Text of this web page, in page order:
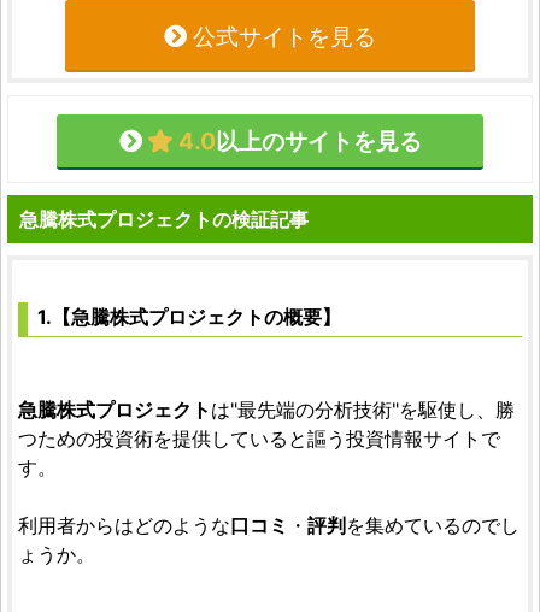
公式サイトを見る
4.0以上のサイトを見る
急騰株式プロジェクトの検証記事
1.【急騰株式プロジェクトの概要】
急騰株式プロジェクト は"最先端の分析技術"を駆使し、勝
つための投資術を提供していると謳う投資情報サイトで
す。
利用者からはどのような口コミ ・ 評判 を集めているのでし
ょうか。